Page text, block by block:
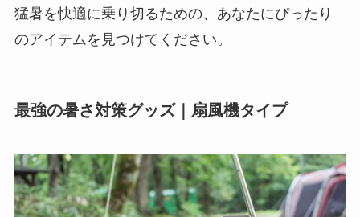
猛暑を快適に乗り切るための、あなたにぴったり
のアイテムを見つけてください。
最強の暑さ対策グッズ｜扇風機タイプ